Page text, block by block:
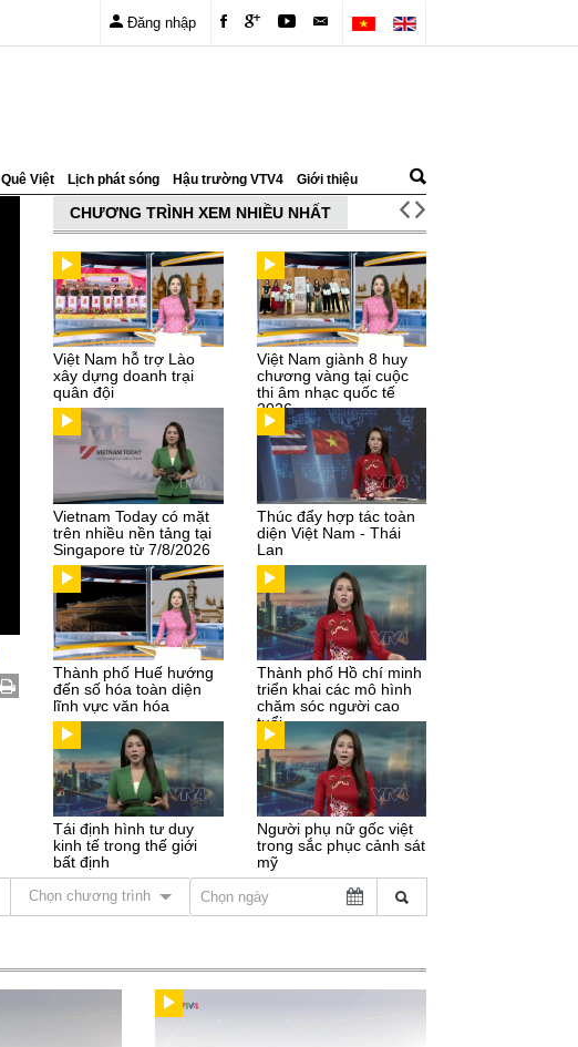
Đăng nhập
Quê Việt Lịch phát sóng Hậu trường VTV4 Giới thiệu
CHƯƠNG TRÌNH XEM NHIỀU NHẤT
Việt Nam hỗ trợ Lào
xây dựng doanh trại
quân đội
Việt Nam giành 8 huy
chương vàng tại cuộc
thi âm nhạc quốc tế
2026
Vietnam Today có mặt
trên nhiều nền tảng tại
Singapore từ 7/8/2026
Thúc đẩy hợp tác toàn
diện Việt Nam - Thái
Lan
Thành phố Huế hướng
đến số hóa toàn diện
lĩnh vực văn hóa
Thành phố Hồ chí minh
triển khai các mô hình
chăm sóc người cao
tuổi
Tái định hình tư duy
kinh tế trong thế giới
bất định
Người phụ nữ gốc việt
trong sắc phục cảnh sát
mỹ
Chọn chương trình